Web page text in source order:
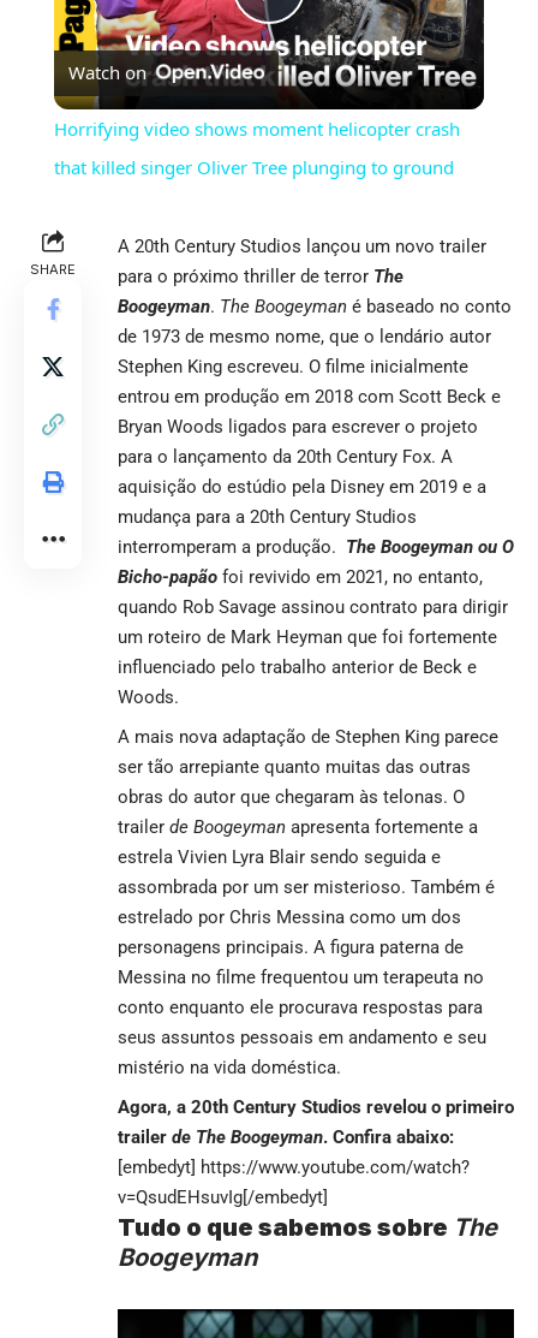
Play
Video
Watch on
Horrifying video shows moment helicopter crash
that killed singer Oliver Tree plunging to ground
SHARE
A 20th Century Studios lançou um novo trailer
para o próximo thriller de terror The
Boogeyman. The Boogeyman é baseado no conto
de 1973 de mesmo nome, que o lendário autor
Stephen King escreveu. O filme inicialmente
entrou em produção em 2018 com Scott Beck e
Bryan Woods ligados para escrever o projeto
para o lançamento da 20th Century Fox. A
aquisição do estúdio pela Disney em 2019 e a
mudança para a 20th Century Studios
interromperam a produção. The Boogeyman ou O
Bicho-papão foi revivido em 2021, no entanto,
quando Rob Savage assinou contrato para dirigir
um roteiro de Mark Heyman que foi fortemente
influenciado pelo trabalho anterior de Beck e
Woods.
A mais nova adaptação de Stephen King parece
ser tão arrepiante quanto muitas das outras
obras do autor que chegaram às telonas. O
trailer de Boogeyman apresenta fortemente a
estrela Vivien Lyra Blair sendo seguida e
assombrada por um ser misterioso. Também é
estrelado por Chris Messina como um dos
personagens principais. A figura paterna de
Messina no filme frequentou um terapeuta no
conto enquanto ele procurava respostas para
seus assuntos pessoais em andamento e seu
mistério na vida doméstica.
Agora, a 20th Century Studios revelou o primeiro
trailer de The Boogeyman. Confira abaixo:
[embedyt] https://www.youtube.com/watch?
v=QsudEHsuvIg[/embedyt]
Tudo o que sabemos sobre The
Boogeyman